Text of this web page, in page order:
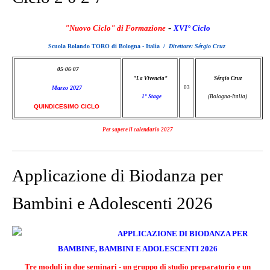
leggerissimi e con totale libertà
per volare.
Biodanza è danzare la vita, con
se stessi e con gli altri, con la
"Nuovo Ciclo" di Formazione- XVI° Ciclo
Scuola Rolando TORO di Bologna - Italia / Direttore: Sérgio Cruz
05-06-07
Marzo 2027
QUINDICESIMO CICLO
"La Vivencia"
1° Stage
03
Sérgio Cruz
(Bologna-Italia)
Per sapere il calendario 2027
Applicazione di Biodanza per
Bambini e Adolescenti 2026
APPLICAZIONE DI BIODANZA PER
BAMBINE, BAMBINI E ADOLESCENTI 2026
Tre moduli in due seminari - un gruppo di studio preparatorio e un